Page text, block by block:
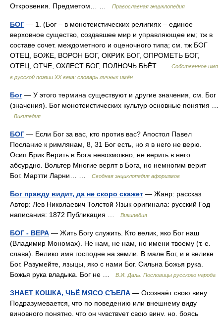
Откровения. Предметом… …
Православная энциклопедия
БОГ — 1. (Бог – в монотеистических религиях – единое
верховное существо, создавшее мир и управляющее им; тж в
составе сочет. междометного и оценочного типа; см. тж БОГ
ОТЕЦ, БОЖЕ, ВОРОН БОГ, ОКРИК БОГ, ОПРОМЕТЬ БОГ,
ОТЕЦ, ОТЧЕ, ОХЛЕСТ БОГ, ПОЛНОЧЬ БЬЁТ …
Собственное имя
в русской поэзии XX века: словарь личных имён
Бог — У этого термина существуют и другие значения, см. Бог
(значения). Бог монотеистических культур основные понятия …
Википедия
БОГ — Если Бог за вас, кто против вас? Апостол Павел
Послание к римлянам, 8, 31 Бог есть, но я в него не верю.
Осип Брик Верить в Бога невозможно, не верить в него
абсурдно. Вольтер Многие верят в Бога, но немногим верит
Бог. Мартти Ларни… …
Сводная энциклопедия афоризмов
Бог правду видит, да не скоро скажет — Жанр: рассказ
Автор: Лев Николаевич Толстой Язык оригинала: русский Год
написания: 1872 Публикация …
Википедия
БОГ - ВЕРА — Жить Богу служить. Кто велик, яко Бог наш
(Владимир Мономах). Не нам, не нам, но имени твоему (т. е.
слава). Велико имя господне на земли. В мале Бог, и в велике
Бог. Разумейте, языцы, яко с нами Бог. Сильна Божья рука.
Божья рука владыка. Бог не …
В.И. Даль. Пословицы русского народа
ЗНАЕТ КОШКА, ЧЬЁ МЯСО СЪЕЛА — Осознаёт свою вину.
Подразумевается, что по поведению или внешнему виду
виновного понятно, что он чувствует свою вину, но, боясь